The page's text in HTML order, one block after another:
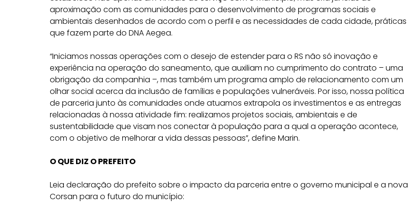
aproximação com as comunidades para o desenvolvimento de programas sociais e
ambientais desenhados de acordo com o perfil e as necessidades de cada cidade, práticas
que fazem parte do DNA Aegea.
“Iniciamos nossas operações com o desejo de estender para o RS não só inovação e
experiência na operação do saneamento, que auxiliam no cumprimento do contrato – uma
obrigação da companhia –, mas também um programa amplo de relacionamento com um
olhar social acerca da inclusão de famílias e populações vulneráveis. Por isso, nossa política
de parceria junto às comunidades onde atuamos extrapola os investimentos e as entregas
relacionadas à nossa atividade fim: realizamos projetos sociais, ambientais e de
sustentabilidade que visam nos conectar à população para a qual a operação acontece,
com o objetivo de melhorar a vida dessas pessoas”, define Marin.
O QUE DIZ O PREFEITO
Leia declaração do prefeito sobre o impacto da parceria entre o governo municipal e a nova
Corsan para o futuro do município: